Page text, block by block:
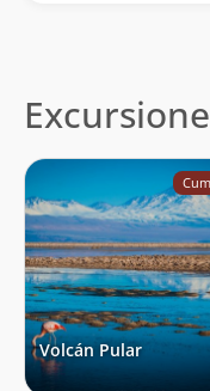
Volcán Pular